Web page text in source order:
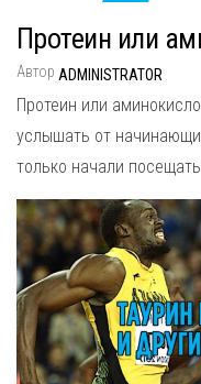
Протеин или
Автор ADMINISTRATOR
Протеин или
услышать от
только начали